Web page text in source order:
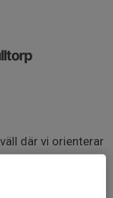
där vi orienterar
- kanske en